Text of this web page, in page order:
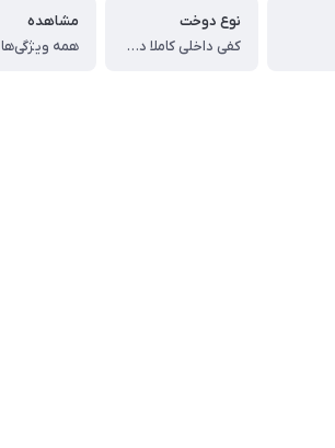
نوع دوخت
کفی داخلی کاملا دوخت
مشاهده
همه ویژگی‌ها